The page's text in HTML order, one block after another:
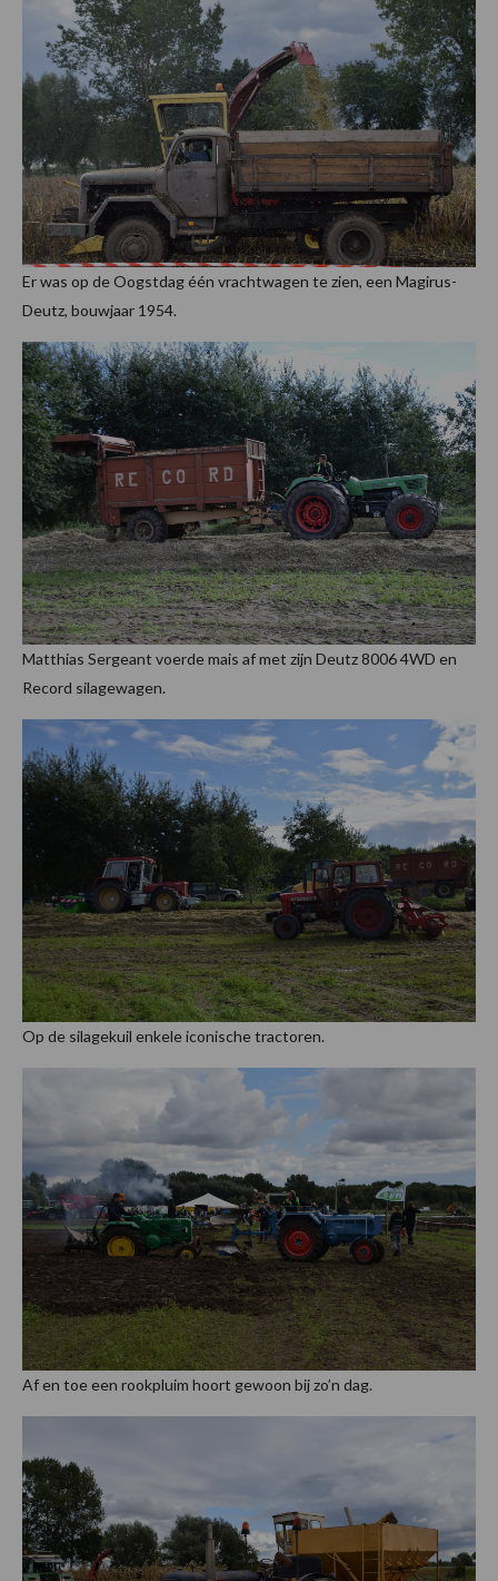
Er was op de Oogstdag één vrachtwagen te zien, een Magirus-
Deutz, bouwjaar 1954.
Matthias Sergeant voerde mais af met zijn Deutz 8006 4WD en
Record silagewagen.
Op de silagekuil enkele iconische tractoren.
Af en toe een rookpluim hoort gewoon bij zo’n dag.